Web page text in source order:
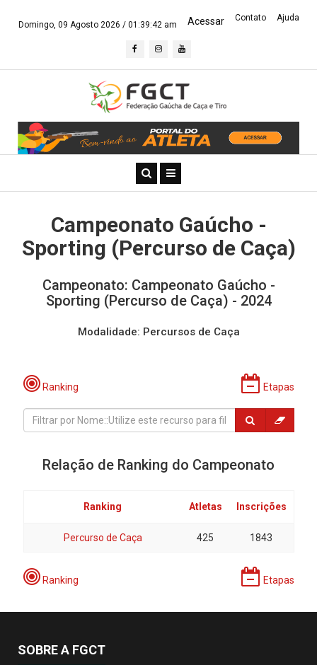
Domingo, 09 Agosto 2026 / 01:39:42 am Acessar Contato Ajuda
Campeonato Gaúcho -
Sporting (Percurso de Caça)
Campeonato: Campeonato Gaúcho -
Sporting (Percurso de Caça) - 2024
Modalidade: Percursos de Caça
Ranking Etapas
Relação de Ranking do Campeonato
Ranking Atletas Inscrições
Percurso de Caça 425 1843
Ranking Etapas
SOBRE A FGCT